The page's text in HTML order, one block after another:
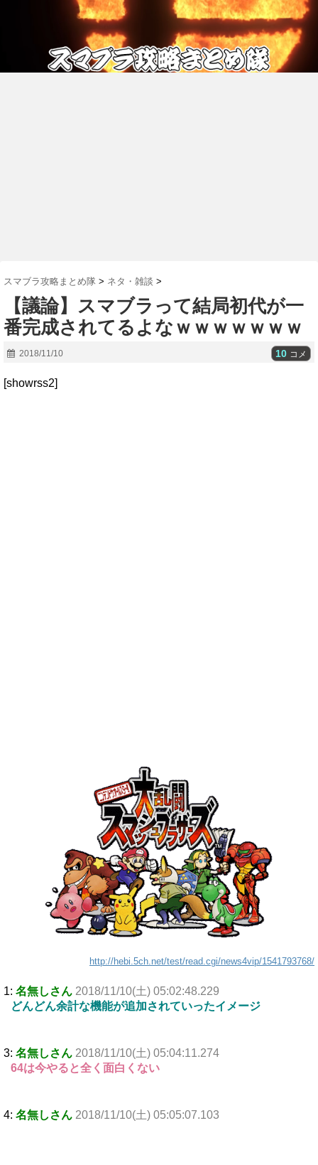
スマブラ攻略まとめ隊 > ネタ・雑談 >
【議論】スマブラって結局初代が一
番完成されてるよなｗｗｗｗｗｗｗ
2018/11/10 10 コメ
[showrss2]
http://hebi.5ch.net/test/read.cgi/news4vip/1541793768/
1: 名無しさん 2018/11/10(土) 05:02:48.229
どんどん余計な機能が追加されていったイメージ
3: 名無しさん 2018/11/10(土) 05:04:11.274
64は今やると全く面白くない
4: 名無しさん 2018/11/10(土) 05:05:07.103